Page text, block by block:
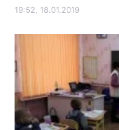
19:52, 18.01.2019